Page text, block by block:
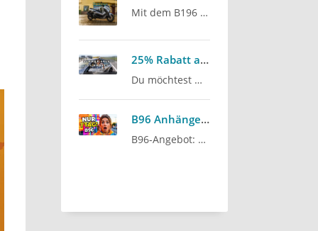
Mit dem B196 Kurs Berlin 125er fahren und aktuell 100 € sparen: Unser Angebot für alle, die mit dem…
25% Rabatt auf den Grundbetrag für den Autoführerschein
Du möchtest mit deinem Autoführerschein starten? Die Fahrschule Lind aus Berlin Steglitz bietet…
B96 Anhängerführerschein
B96-Angebot: Tageskurs jetzt nur 299 € statt 366 €